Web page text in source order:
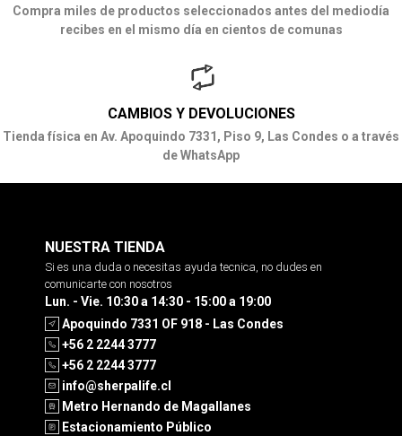
Compra miles de productos seleccionados antes del mediodía
recibes en el mismo día en cientos de comunas
CAMBIOS Y DEVOLUCIONES
Tienda física en Av. Apoquindo 7331, Piso 9, Las Condes o a través
de WhatsApp
NUESTRA TIENDA
Si es una duda o necesitas ayuda tecnica, no dudes en
comunicarte con nosotros
Lun. - Vie. 10:30 a 14:30 - 15:00 a 19:00
Apoquindo 7331 OF 918 - Las Condes
+56 2 2244 3777
+56 2 2244 3777
info@sherpalife.cl
Metro Hernando de Magallanes
Estacionamiento Público